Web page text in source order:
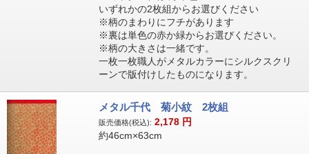
いずれかの2枚組からお選びください
※柄のまわりにフチがあります
※裏は単色の赤か緑からお選びください。
※柄の大きさは一緒です。
一枚一枚職人がメタルカラーにシルクスクリ
ーンで版付けしたものになります。
メタル千代 菊小紋 2枚組
販売価格(税込): 2,178 円
約46cm×63cm